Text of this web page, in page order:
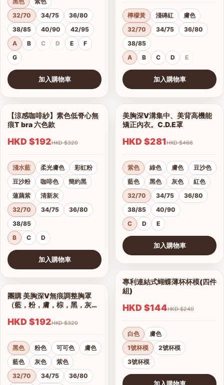
32/70
34/75
36/80
38/85
40/90
42/95
A
B C D E
F
G
加入購物車
1/18
查看圖片
【涼感咖啡紗】素色低脊心無
痕T bra 六色款
HKD $192 HKD $320
淺水藍 柔光膚色
彩虹粉
豆沙粉
咖啡色
簡約黑
蓮藕紫
清新灰
32/70
34/75
36/80
38/85
B
C D
加入購物車
1/17
查看圖片
團購 美胸深V無痕調整胸罩
（藍，粉，膚，棕，黑，灰）
HKD $192 HKD $320
黑色 粉色 可可色
膚色
藍色
灰色
紫色
32/70
34/75 36/80
檸檬黃 淺磚紅
膚色
32/70
34/75
36/80
38/85
A
B C D E
加入購物車
1/16
查看圖片
美胸深V溝集中、美背高機能
矯正內衣。C.D.E罩
HKD $281 HKD $468
紫色 綠色 膚色
豆沙色
藍色
黑色 灰色
紅色
32/70
34/75
36/80
38/85
40/90
C
D E
加入購物車
1/2
查看圖片
專利連結式蝴蝶薄杯杯模(四件
組)
HKD $144 HKD $240
白色
膚色
1號杯模
2號杯模
3號杯模